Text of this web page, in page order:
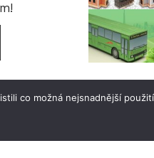
co možná nejsnadnější